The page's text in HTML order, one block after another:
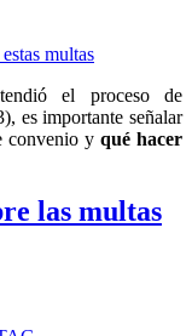
el proceso de
es importante señalar
convenio y qué hacer
las multas